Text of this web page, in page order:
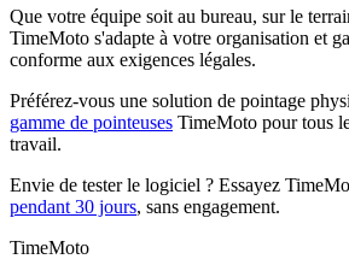
Que votre équipe soit au bureau, sur le
TimeMoto s'adapte à votre organisation et
conforme aux exigences légales.
Préférez-vous une solution de pointage
gamme de pointeuses TimeMoto pour tous
travail.
Envie de tester le logiciel ? Essayez
pendant 30 jours, sans engagement.
TimeMoto